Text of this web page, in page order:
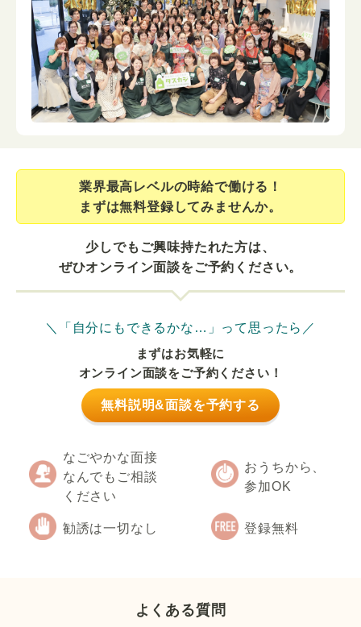
業界最⾼レベルの時給で働ける！
まずは無料登録してみませんか。
少しでもご興味持たれた方は、
ぜひオンライン面談をご予約ください。
＼「自分にもできるかな…」って思ったら／
まずはお気軽に
オンライン面談をご予約ください！
無料説明&面談を予約する
なごやかな面接
なんでもご相談
ください
おうちから、
参加OK
勧誘は一切なし 登録無料
よくある質問